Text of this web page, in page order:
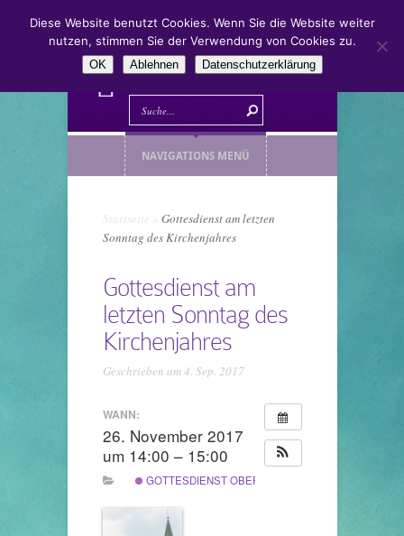
NAVIGATIONS MENÜ
Startseite
Gottesdienst am letzten
Sonntag des Kirchenjahres
Gottesdienst am
letzten Sonntag des
Kirchenjahres
Geschrieben am 4. Sep. 2017
WANN:
26. November 2017
um 14:00 – 15:00
GOTTESDIENST OBERDIETEN
Diese Website benutzt Cookies. Wenn Sie die Website weiter
nutzen, stimmen Sie der Verwendung von Cookies zu.
OK Ablehnen Datenschutzerklärung